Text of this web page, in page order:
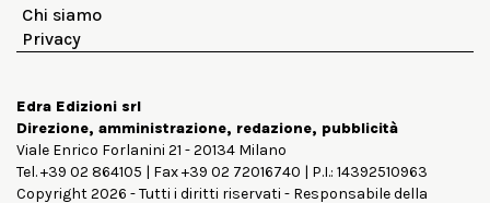
Chi siamo
Privacy
Edra Edizioni srl
Direzione, amministrazione, redazione, pubblicità
Viale Enrico Forlanini 21 - 20134 Milano
Tel. +39 02 864105 | Fax +39 02 72016740 | P.I.: 14392510963
Copyright 2026 - Tutti i diritti riservati - Responsabile della